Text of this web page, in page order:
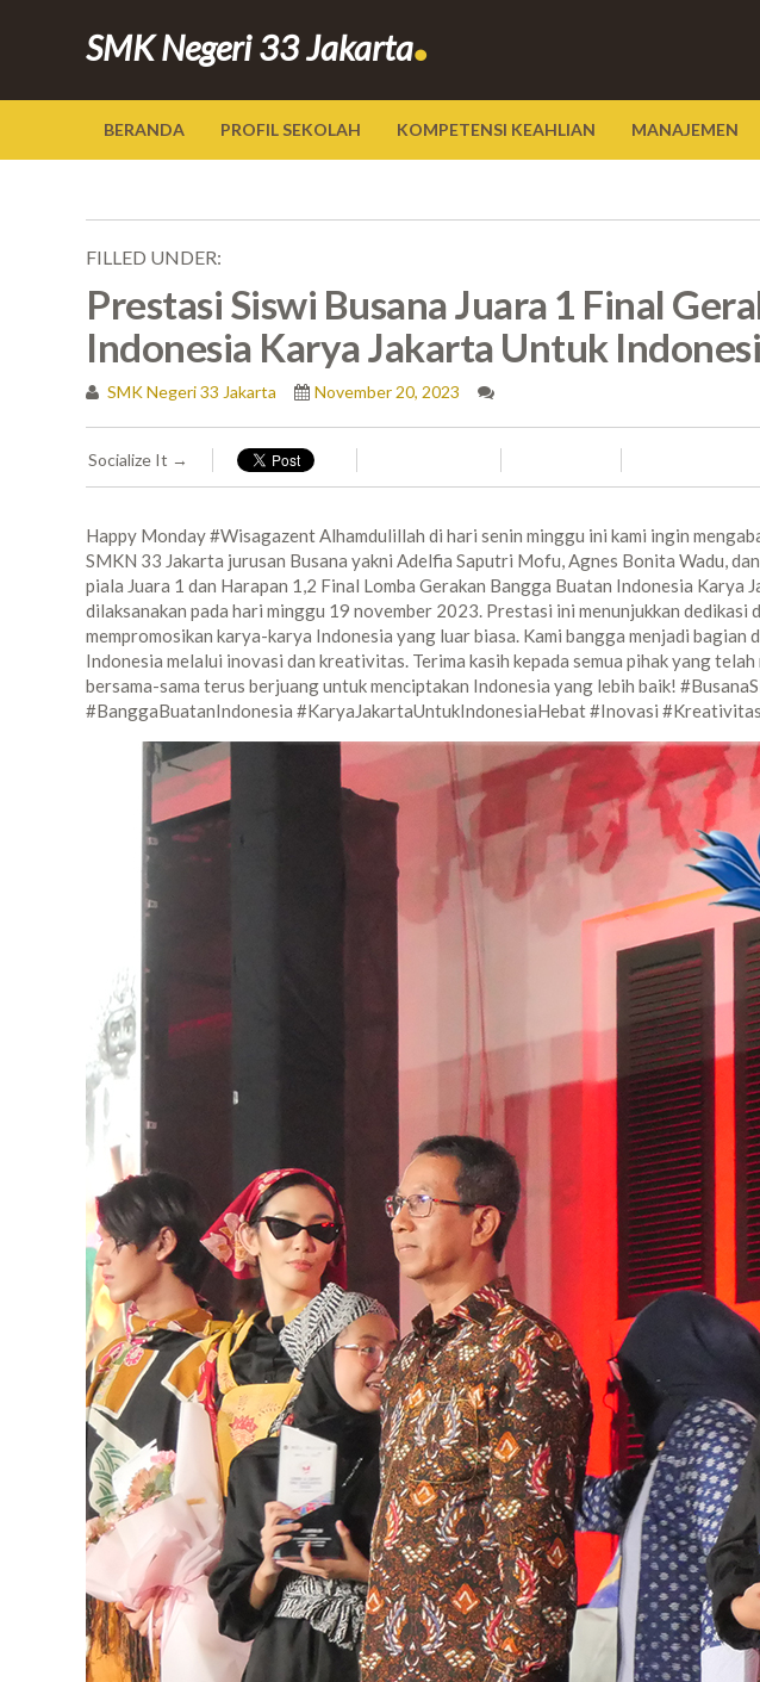
SMK Negeri 33 Jakarta.
BERANDA PROFIL SEKOLAH KOMPETENSI KEAHLIAN MANAJEMEN
FILLED UNDER:
Prestasi Siswi Busana Juara 1 Final
Indonesia Karya Jakarta Untuk
SMK Negeri 33 Jakarta November 20, 2023
Socialize It →
Happy Monday #Wisagazent Alhamdulillah di hari senin minggu ini kami ingin
SMKN 33 Jakarta jurusan Busana yakni Adelfia Saputri Mofu, Agnes Bonita Wadu,
piala Juara 1 dan Harapan 1,2 Final Lomba Gerakan Bangga Buatan Indonesia Karya
dilaksanakan pada hari minggu 19 november 2023. Prestasi ini menunjukkan dedikasi
mempromosikan karya-karya Indonesia yang luar biasa. Kami bangga menjadi bagian
Indonesia melalui inovasi dan kreativitas. Terima kasih kepada semua pihak yang
bersama-sama terus berjuang untuk menciptakan Indonesia yang lebih baik!
#BanggaBuatanIndonesia #KaryaJakartaUntukIndonesiaHebat #Inovasi